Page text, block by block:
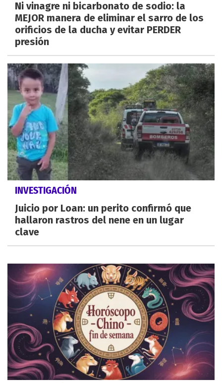
Ni vinagre ni bicarbonato de sodio: la
MEJOR manera de eliminar el sarro de los
orificios de la ducha y evitar PERDER
presión
INVESTIGACIÓN
Juicio por Loan: un perito confirmó que
hallaron rastros del nene en un lugar
clave